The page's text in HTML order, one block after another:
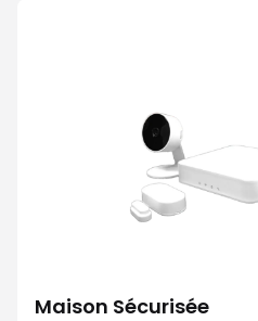
Maison Sécurisée